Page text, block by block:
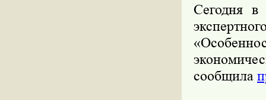
Сегодня в
сообщила